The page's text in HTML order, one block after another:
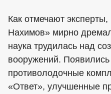
Как отмечают
Нахимов» мирно
наука трудилась над
вооружений.
противолодочные
«Ответ», улучшенные